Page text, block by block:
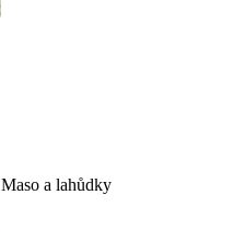
Maso a lahůdky